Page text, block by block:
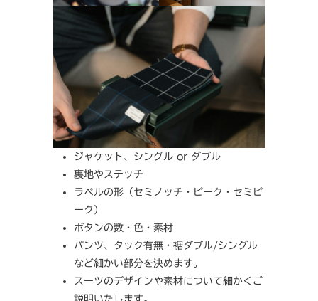
ジャケット、シングル or ダブル
裏地やステッチ
ラペルの形（セミノッチ・ピーク・セミピ
ーク）
ボタンの数・色・素材
パンツ、タック有無・裾ダブル/シングル
など細かい部分を決めます。
スーツのデザインや素材について細かくご